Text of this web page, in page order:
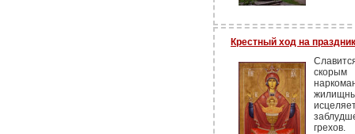
Крестный ход на
грехов.